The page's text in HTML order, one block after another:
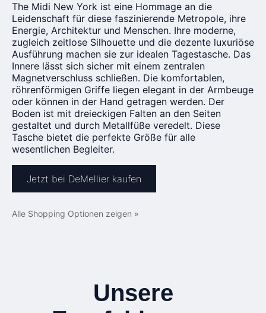
The Midi New York ist eine Hommage an die
Leidenschaft für diese faszinierende Metropole, ihre
Energie, Architektur und Menschen. Ihre moderne,
zugleich zeitlose Silhouette und die dezente luxuriöse
Ausführung machen sie zur idealen Tagestasche. Das
Innere lässt sich sicher mit einem zentralen
Magnetverschluss schließen. Die komfortablen,
röhrenförmigen Griffe liegen elegant in der Armbeuge
oder können in der Hand getragen werden. Der
Boden ist mit dreieckigen Falten an den Seiten
gestaltet und durch Metallfüße veredelt. Diese
Tasche bietet die perfekte Größe für alle
wesentlichen Begleiter.
Jetzt bei DeMellier kaufen
Alle Shopping Optionen zeigen »
Unsere